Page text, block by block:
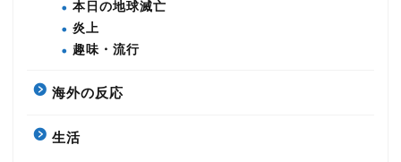
本日の地球滅亡
炎上
趣味・流行
海外の反応
生活